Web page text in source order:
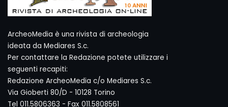
ArcheoMedia è una rivista di archeologia
ideata da Mediares S.c.
Per contattare la Redazione potete utilizzare i
seguenti recapiti:
Redazione ArcheoMedia c/o Mediares S.c.
Via Gioberti 80/D - 10128 Torino
Tel 011.5806363 - Fax 011.5808561